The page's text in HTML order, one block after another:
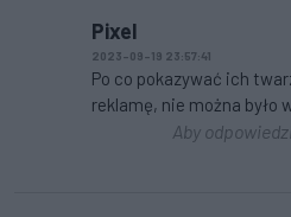
Pixel
2023-09-19 23:57:41
Po co pokazywać ich
reklamę, nie można było
Aby